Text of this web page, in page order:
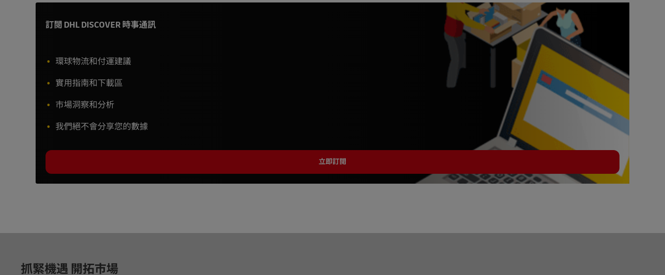
訂閱 DHL DISCOVER 時事通訊
環球物流和付運建議
實用指南和下載區
市場洞察和分析
我們絕不會分享您的數據
立即訂閱
抓緊機遇 開拓市場